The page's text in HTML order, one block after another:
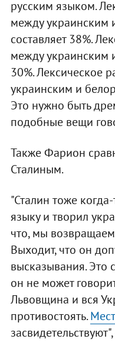
русским языком.
между украинским
составляет 38%.
между украинским
30%. Лексическое
украинским и
Это нужно быть
подобные вещи
Также Фарион
Сталиным.
"Сталин тоже
языку и творил
что, мы
Выходит, что он
высказывания. Это
он не может
Львовщина и вся
противостоять.